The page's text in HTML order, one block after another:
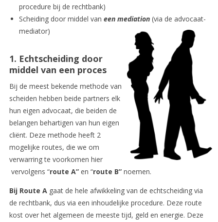
procedure bij de rechtbank)
Scheiding door middel van een mediation (via de advocaat-
mediator)
1. Echtscheiding door
middel van een proces
Bij de meest bekende methode van
scheiden hebben beide partners elk
hun eigen advocaat, die beiden de
belangen behartigen van hun eigen
cliënt. Deze methode heeft 2
mogelijke routes, die we om
verwarring te voorkomen hier
vervolgens “route A”en “route B”noemen.
Bij Route Agaat de hele afwikkeling van de echtscheiding via
de rechtbank, dus via een inhoudelijke procedure. Deze route
kost over het algemeen de meeste tijd, geld en energie. Deze